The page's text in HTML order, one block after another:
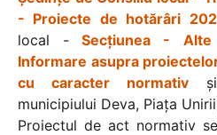
- Proiecte de hotărâri
local -
Secțiunea -
Informare asupra
cu caracter normativ
municipiului Deva, Piața
Proiectul de act normativ